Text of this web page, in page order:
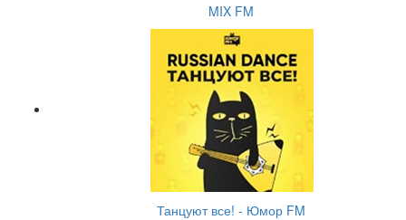
MIX FM
Танцуют все! - Юмор FM